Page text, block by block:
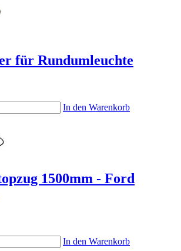
für Rundumleuchte
In den Warenkorb
1500mm - Ford
In den Warenkorb